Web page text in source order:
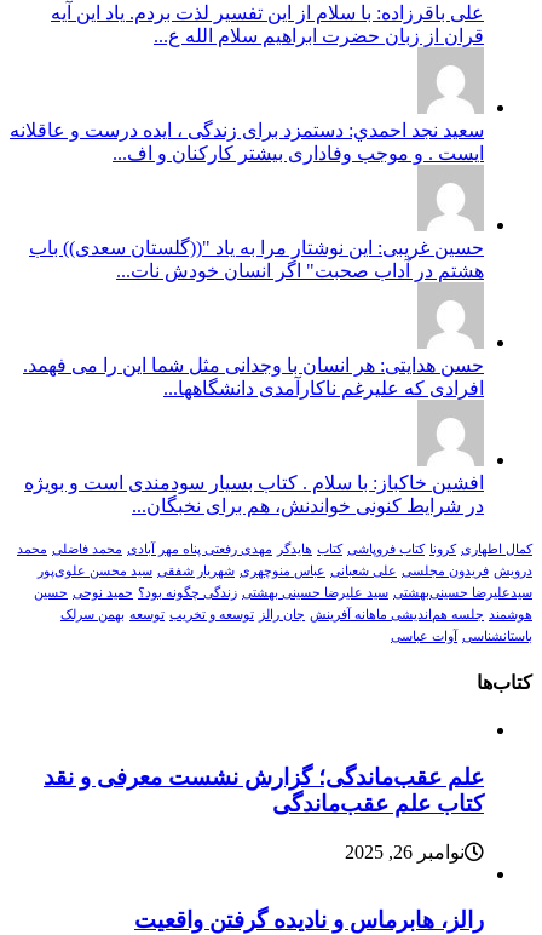
علی باقرزاده: با سلام از این تفسیر لذت بردم. یاد این آیه
قران از زبان حضرت ابراهیم سلام الله ع...
سعيد نجد احمدي: دستمزد برای زندگی ، ایده درست و عاقلانه
ایست . و موجب وفاداری بیشتر کارکنان و اف...
حسین غریبی: این نوشتار مرا به یاد "((گلستان سعدی)) باب
هشتم در آداب صحبت" اگر انسان خودش نات...
حسن هدایتی: هر انسان با وجدانی مثل شما این را می فهمد.
افرادی که علیرغم ناکارآمدی دانشگاهها...
افشین خاکباز: با سلام . کتاب بسیار سودمندی است و بویژه
در شرایط کنونی خواندنش، هم برای نخبگان...
کمال اطهاری کرونا کتاب فروپاشی کتاب هایدگر مهدی رفعتی پناه مهر آبادی محمد فاضلی محمد
درویش فریدون مجلسی علی شعبانی عباس منوچهری شهریار شفقی سید محسن علوی‌پور
سیدعلیرضا حسینی‌بهشتی سید علیرضا حسینی بهشتی زندگی چگونه بود؟ حمید نوحی حسین
هوشمند
جلسه هم‌اندیشی ماهانه آفرینش جان رالز توسعه و تخریب توسعه بهمن سرلک
باستانشناسی
آوات عباسی
کتاب‌ها
علم عقب‌ماندگی؛ گزارش نشست معرفی و نقد
کتاب علم عقب‌ماندگی
نوامبر 26, 2025
رالز، هابرماس و نادیده گرفتن واقعیت